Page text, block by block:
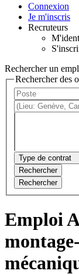
Connexion
Je m'inscris
Recruteurs
Rechercher un
Rechercher des
Type de contrat
Rechercher
Rechercher
Emploi